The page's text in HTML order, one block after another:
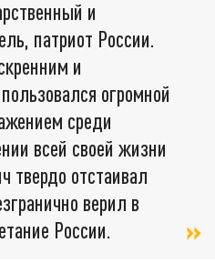
и
патриот России.
и
огромной
среди
всей своей жизни
твердо отстаивал
верил в
России.